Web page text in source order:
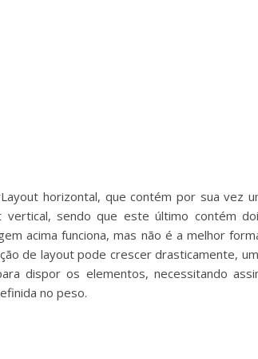
horizontal, que contém por sua vez
vertical, sendo que este último contém
acima funciona, mas não é a melhor
de layout pode crescer drasticamente,
dispor os elementos, necessitando
no peso.